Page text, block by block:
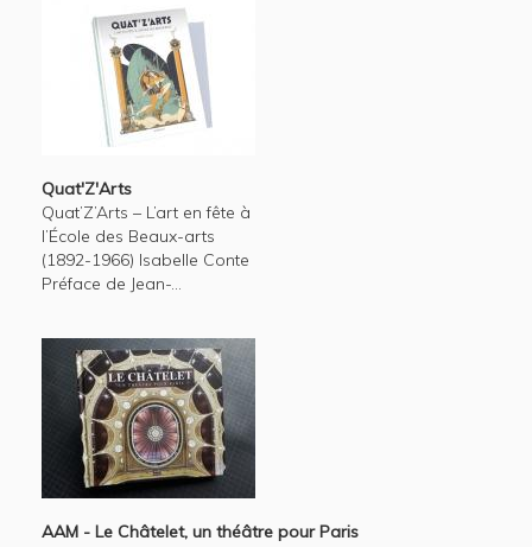
Quat'Z'Arts
Quat’Z’Arts – L’art en fête à
l’École des Beaux-arts
(1892-1966) Isabelle Conte
Préface de Jean-...
AAM - Le Châtelet, un théâtre pour Paris